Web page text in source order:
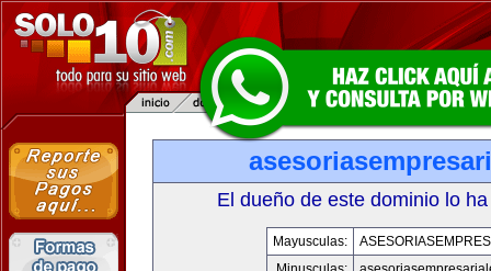
El dueño de este dominio lo
Mayusculas: